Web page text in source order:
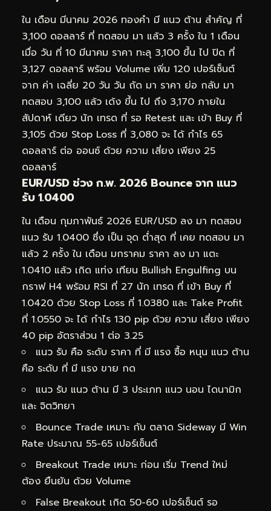
ใน เดือน มีนาคม 2026 ทองคำ มี แนว ต้าน สำคัญ ที่
3,100 ดอลลาร์ ที่ ทดสอบ มา แล้ว 3 ครั้ง ใน 1 เดือน
เมื่อ วัน ที่ 10 มีนาคม ราคา ทะลุ 3,100 ขึ้น ไป ปิด ที่
3,127 ดอลลาร์ พร้อม Volume เพิ่ม 120 เปอร์เซ็นต์
จาก ค่า เฉลี่ย 20 วัน วัน ถัด มา ราคา ย่อ กลับ มา
ทดสอบ 3,100 แล้ว เด้ง ขึ้น ไป ถึง 3,170 ภายใน
สัปดาห์ เดียว นัก เทรด ที่ รอ Retest และ เข้า Buy ที่
3,105 ด้วย Stop Loss ที่ 3,080 จะ ได้ กำไร 65
ดอลลาร์ ต่อ ออนซ์ ด้วย ความ เสี่ยง เพียง 25
ดอลลาร์
EUR/USD ช่วง ก.พ. 2026 Bounce จาก แนว
รับ 1.0400
ใน เดือน กุมภาพันธ์ 2026 EUR/USD ลง มา ทดสอบ
แนว รับ 1.0400 ซึ่ง เป็น จุด ต่ำสุด ที่ เคย ทดสอบ มา
แล้ว 2 ครั้ง ใน เดือน มกราคม ราคา ลง มา แตะ
1.0410 แล้ว เกิด แท่ง เทียน Bullish Engulfing บน
กราฟ H4 พร้อม RSI ที่ 27 นัก เทรด ที่ เข้า Buy ที่
1.0420 ด้วย Stop Loss ที่ 1.0380 และ Take Profit
ที่ 1.0550 จะ ได้ กำไร 130 pip ด้วย ความ เสี่ยง เพียง
40 pip อัตราส่วน 1 ต่อ 3.25
แนว รับ คือ ระดับ ราคา ที่ มี แรง ซื้อ หนุน แนว ต้าน
คือ ระดับ ที่ มี แรง ขาย กด
แนว รับ แนว ต้าน มี 3 ประเภท แนว นอน ไดนามิก
และ จิตวิทยา
Bounce Trade เหมาะ กับ ตลาด Sideway มี Win
Rate ประมาณ 55-65 เปอร์เซ็นต์
Breakout Trade เหมาะ ก่อน เริ่ม Trend ใหม่
ต้อง ยืนยัน ด้วย Volume
False Breakout เกิด 50-60 เปอร์เซ็นต์ รอ